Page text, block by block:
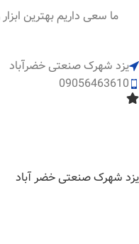
ما سعی داریم بهترین
یزد شهرک صنعتی خضرآباد
09056463610
یزد شهرک صنعتی خضر آباد